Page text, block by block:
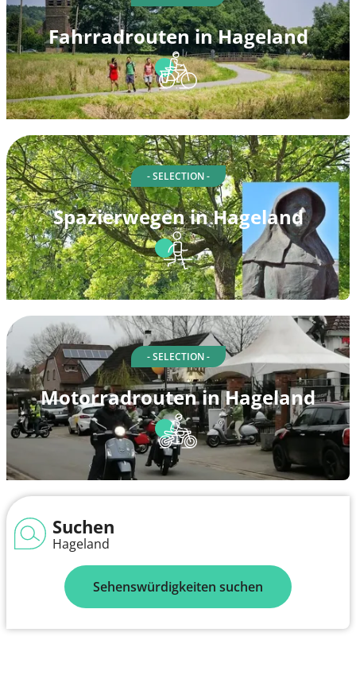
Fahrradrouten in Hageland
- SELECTION -
Spazierwegen in Hageland
- SELECTION -
Motorradrouten in Hageland
Suchen
Hageland
Sehenswürdigkeiten suchen